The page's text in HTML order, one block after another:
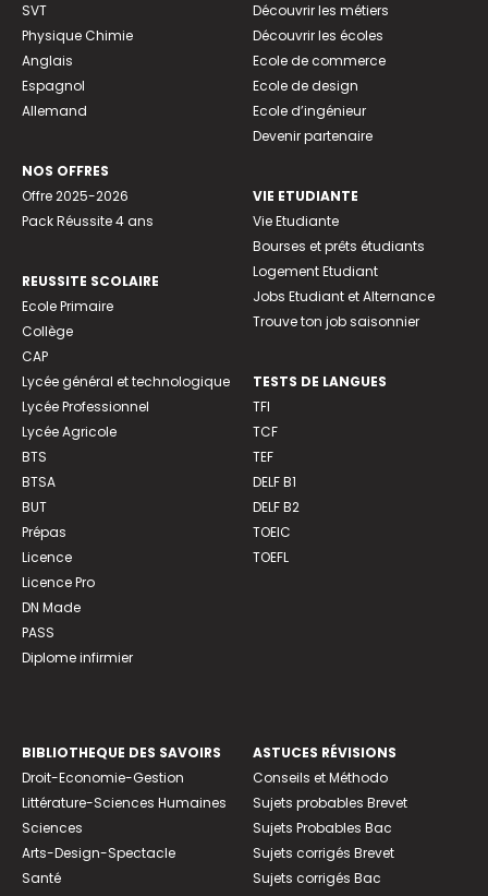
SVT
Physique Chimie
Anglais
Espagnol
Allemand
NOS OFFRES
Offre 2025-2026
Pack Réussite 4 ans
REUSSITE SCOLAIRE
Ecole Primaire
Collège
CAP
Lycée général et technologique
Lycée Professionnel
Lycée Agricole
BTS
BTSA
BUT
Prépas
Licence
Licence Pro
DN Made
PASS
Diplome infirmier
Découvrir les métiers
Découvrir les écoles
Ecole de commerce
Ecole de design
Ecole d’ingénieur
Devenir partenaire
VIE ETUDIANTE
Vie Etudiante
Bourses et prêts étudiants
Logement Etudiant
Jobs Etudiant et Alternance
Trouve ton job saisonnier
TESTS DE LANGUES
TFI
TCF
TEF
DELF B1
DELF B2
TOEIC
TOEFL
BIBLIOTHEQUE DES SAVOIRS
Droit-Economie-Gestion
Littérature-Sciences Humaines
Sciences
Arts-Design-Spectacle
Santé
ASTUCES RÉVISIONS
Conseils et Méthodo
Sujets probables Brevet
Sujets Probables Bac
Sujets corrigés Brevet
Sujets corrigés Bac